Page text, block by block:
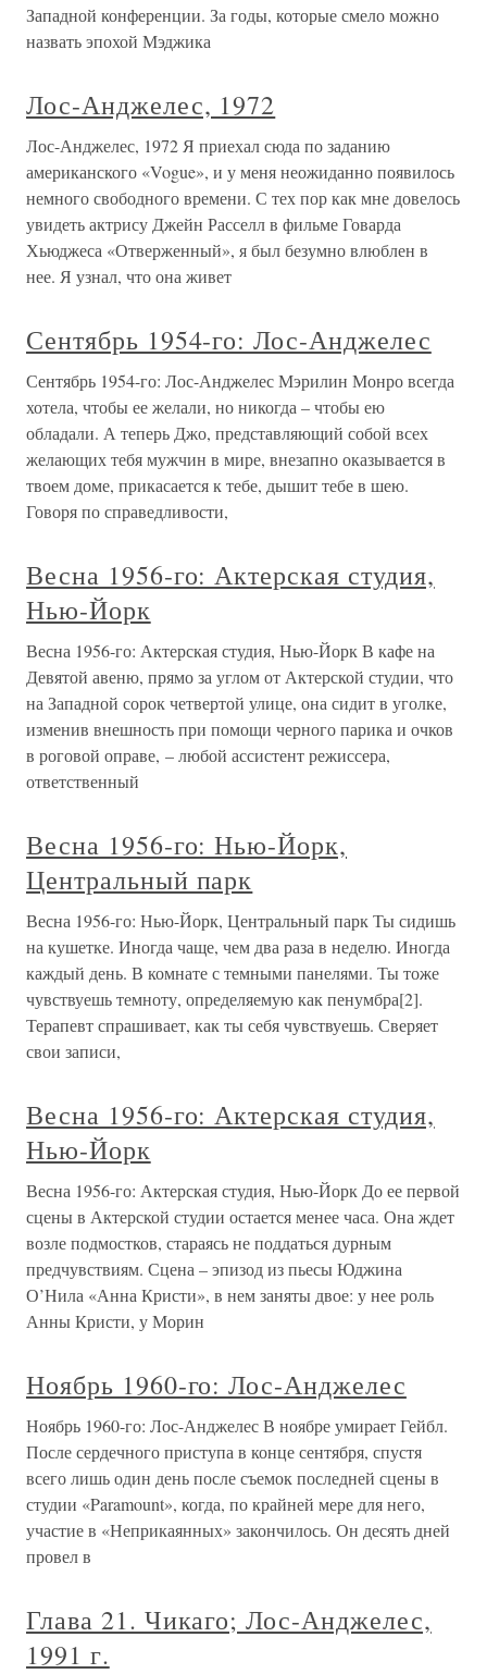
Западной конференции. За годы, которые смело можно
назвать эпохой Мэджика
Лос-Анджелес, 1972
Лос-Анджелес, 1972 Я приехал сюда по заданию
американского «Vogue», и у меня неожиданно появилось
немного свободного времени. С тех пор как мне довелось
увидеть актрису Джейн Расселл в фильме Говарда
Хьюджеса «Отверженный», я был безумно влюблен в
нее. Я узнал, что она живет
Сентябрь 1954-го: Лос-Анджелес
Сентябрь 1954-го: Лос-Анджелес Мэрилин Монро всегда
хотела, чтобы ее желали, но никогда – чтобы ею
обладали. А теперь Джо, представляющий собой всех
желающих тебя мужчин в мире, внезапно оказывается в
твоем доме, прикасается к тебе, дышит тебе в шею.
Говоря по справедливости,
Весна 1956-го: Актерская студия,
Нью-Йорк
Весна 1956-го: Актерская студия, Нью-Йорк В кафе на
Девятой авеню, прямо за углом от Актерской студии, что
на Западной сорок четвертой улице, она сидит в уголке,
изменив внешность при помощи черного парика и очков
в роговой оправе, – любой ассистент режиссера,
ответственный
Весна 1956-го: Нью-Йорк,
Центральный парк
Весна 1956-го: Нью-Йорк, Центральный парк Ты сидишь
на кушетке. Иногда чаще, чем два раза в неделю. Иногда
каждый день. В комнате с темными панелями. Ты тоже
чувствуешь темноту, определяемую как пенумбра[2].
Терапевт спрашивает, как ты себя чувствуешь. Сверяет
свои записи,
Весна 1956-го: Актерская студия,
Нью-Йорк
Весна 1956-го: Актерская студия, Нью-Йорк До ее первой
сцены в Актерской студии остается менее часа. Она ждет
возле подмостков, стараясь не поддаться дурным
предчувствиям. Сцена – эпизод из пьесы Юджина
О’Нила «Анна Кристи», в нем заняты двое: у нее роль
Анны Кристи, у Морин
Ноябрь 1960-го: Лос-Анджелес
Ноябрь 1960-го: Лос-Анджелес В ноябре умирает Гейбл.
После сердечного приступа в конце сентября, спустя
всего лишь один день после съемок последней сцены в
студии «Paramount», когда, по крайней мере для него,
участие в «Неприкаянных» закончилось. Он десять дней
провел в
Глава 21. Чикаго; Лос-Анджелес,
1991 г.